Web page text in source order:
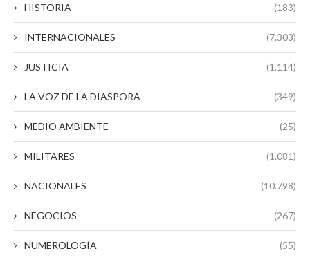
HISTORIA (183)
INTERNACIONALES (7.303)
JUSTICIA (1.114)
LA VOZ DE LA DIASPORA (349)
MEDIO AMBIENTE (25)
MILITARES (1.081)
NACIONALES (10.798)
NEGOCIOS (267)
NUMEROLOGÍA (55)